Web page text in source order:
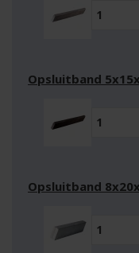
Opsluitband
Opsluitband